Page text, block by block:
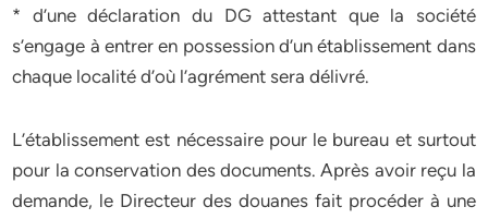
* d’une déclaration du DG attestant que la société
s’engage à entrer en possession d’un établissement dans
chaque localité d’où l’agrément sera délivré.
L’établissement est nécessaire pour le bureau et surtout
pour la conservation des documents. Après avoir reçu la
demande, le Directeur des douanes fait procéder à une